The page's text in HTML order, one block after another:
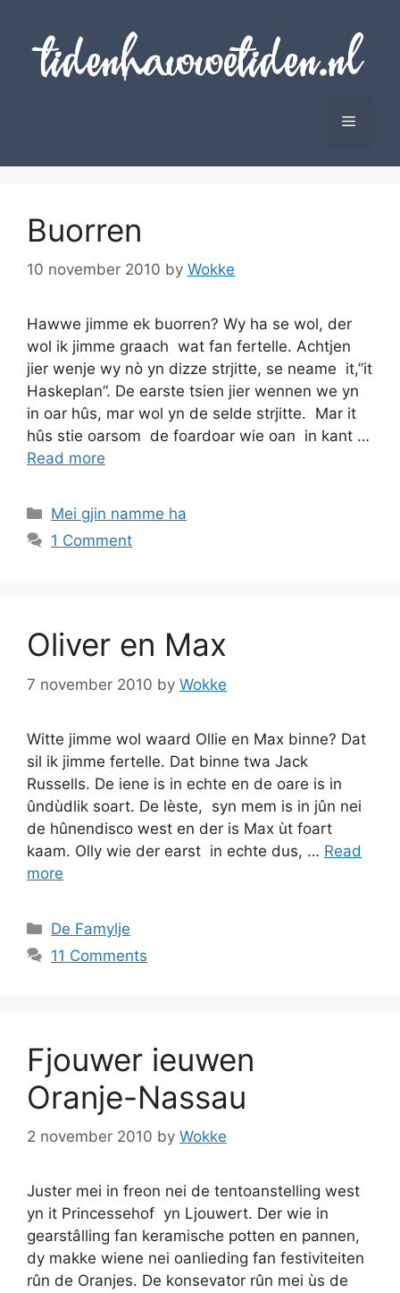
content
Menu
Buorren
10 november 2010 by Wokke
Hawwe jimme ek buorren? Wy ha se wol, der
wol ik jimme graach wat fan fertelle. Achtjen
jier wenje wy nò yn dizze strjitte, se neame it,”it
Haskeplan”. De earste tsien jier wennen we yn
in oar hûs, mar wol yn de selde strjitte. Mar it
hûs stie oarsom de foardoar wie oan in kant …
Read more
Categories
Mei gjin namme ha
1 Comment
Oliver en Max
7 november 2010 by Wokke
Witte jimme wol waard Ollie en Max binne? Dat
sil ik jimme fertelle. Dat binne twa Jack
Russells. De iene is in echte en de oare is in
ûndùdlik soart. De lèste, syn mem is in jûn nei
de hûnendisco west en der is Max ùt foart
kaam. Olly wie der earst in echte dus, … Read
more
Categories
De Famylje
11 Comments
Fjouwer ieuwen
Oranje-Nassau
2 november 2010 by Wokke
Juster mei in freon nei de tentoanstelling west
yn it Princessehof yn Ljouwert. Der wie in
gearstâlling fan keramische potten en pannen,
dy makke wiene nei oanlieding fan festiviteiten
rûn de Oranjes. De konsevator rûn mei ùs de